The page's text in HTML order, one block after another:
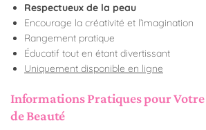
Respectueux de la peau
Encourage la créativité et l’imagination
Rangement pratique
Éducatif tout en étant divertissant
Uniquement disponible en ligne
Informations Pratiques pour
de Beauté